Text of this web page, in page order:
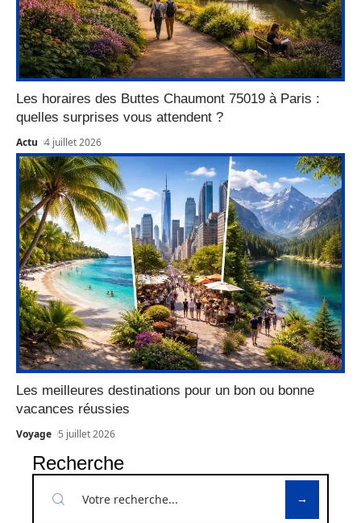
Les horaires des Buttes Chaumont 75019 à Paris :
quelles surprises vous attendent ?
Actu 4 juillet 2026
Les meilleures destinations pour un bon ou bonne
vacances réussies
Voyage 5 juillet 2026
Recherche